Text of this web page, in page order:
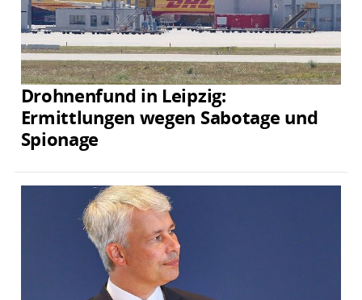
Drohnenfund in Leipzig:
Ermittlungen wegen Sabotage und
Spionage